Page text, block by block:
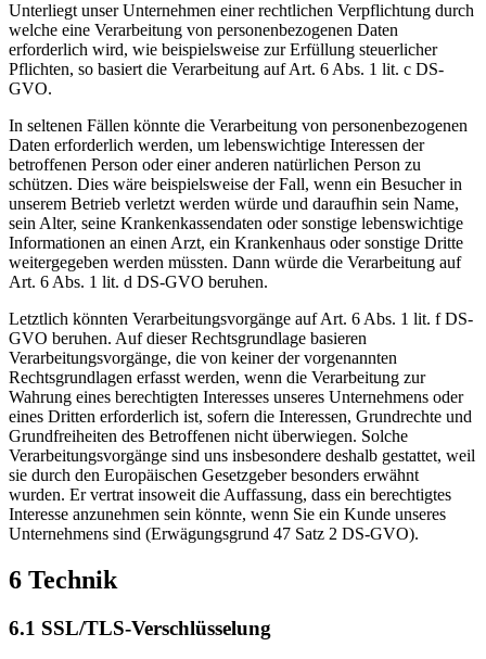
Unterliegt unser Unternehmen einer rechtlichen Verpflichtung durch
welche eine Verarbeitung von personenbezogenen Daten
erforderlich wird, wie beispielsweise zur Erfüllung steuerlicher
Pflichten, so basiert die Verarbeitung auf Art. 6 Abs. 1 lit. c DS-
GVO.
In seltenen Fällen könnte die Verarbeitung von personenbezogenen
Daten erforderlich werden, um lebenswichtige Interessen der
betroffenen Person oder einer anderen natürlichen Person zu
schützen. Dies wäre beispielsweise der Fall, wenn ein Besucher in
unserem Betrieb verletzt werden würde und daraufhin sein Name,
sein Alter, seine Krankenkassendaten oder sonstige lebenswichtige
Informationen an einen Arzt, ein Krankenhaus oder sonstige Dritte
weitergegeben werden müssten. Dann würde die Verarbeitung auf
Art. 6 Abs. 1 lit. d DS-GVO beruhen.
Letztlich könnten Verarbeitungsvorgänge auf Art. 6 Abs. 1 lit. f DS-
GVO beruhen. Auf dieser Rechtsgrundlage basieren
Verarbeitungsvorgänge, die von keiner der vorgenannten
Rechtsgrundlagen erfasst werden, wenn die Verarbeitung zur
Wahrung eines berechtigten Interesses unseres Unternehmens oder
eines Dritten erforderlich ist, sofern die Interessen, Grundrechte und
Grundfreiheiten des Betroffenen nicht überwiegen. Solche
Verarbeitungsvorgänge sind uns insbesondere deshalb gestattet, weil
sie durch den Europäischen Gesetzgeber besonders erwähnt
wurden. Er vertrat insoweit die Auffassung, dass ein berechtigtes
Interesse anzunehmen sein könnte, wenn Sie ein Kunde unseres
Unternehmens sind (Erwägungsgrund 47 Satz 2 DS-GVO).
6 Technik
6.1 SSL/TLS-Verschlüsselung